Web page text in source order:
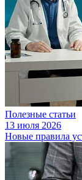
Полезные статьи
13 июля 2026
Новые правила